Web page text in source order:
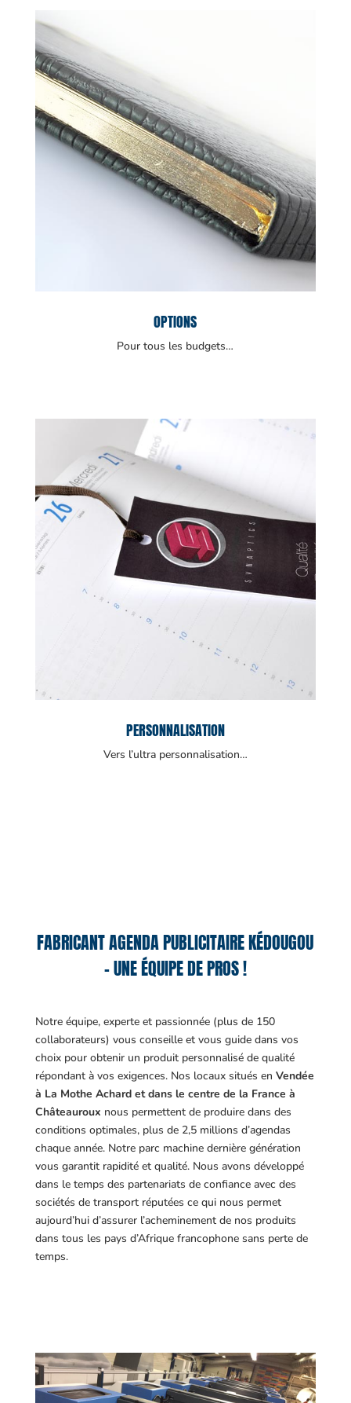
OPTIONS
Pour tous les budgets…
PERSONNALISATION
Vers l’ultra personnalisation…
FABRICANT AGENDA PUBLICITAIRE KÉDOUGOU
– UNE ÉQUIPE DE PROS !
Notre équipe, experte et passionnée (plus de 150
collaborateurs) vous conseille et vous guide dans vos
choix pour obtenir un produit personnalisé de qualité
répondant à vos exigences. Nos locaux situés en Vendée
à La Mothe Achard et dans le centre de la France à
Châteauroux nous permettent de produire dans des
conditions optimales, plus de 2,5 millions d’agendas
chaque année. Notre parc machine dernière génération
vous garantit rapidité et qualité. Nous avons développé
dans le temps des partenariats de confiance avec des
sociétés de transport réputées ce qui nous permet
aujourd’hui d’assurer l’acheminement de nos produits
dans tous les pays d’Afrique francophone sans perte de
temps.